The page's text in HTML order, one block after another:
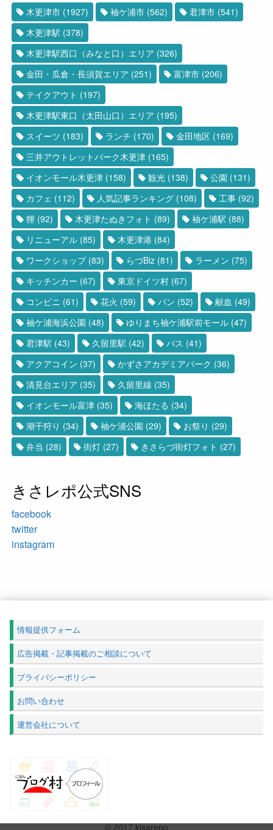
木更津市 (1927) 袖ケ浦市 (562) 君津市 (541)
木更津駅 (378)
木更津駅西口（みなと口）エリア (326)
金田・瓜倉・長須賀エリア (251) 富津市 (206)
テイクアウト (197)
木更津駅東口（太田山口）エリア (195)
スイーツ (183) ランチ (170) 金田地区 (169)
三井アウトレットパーク木更津 (165)
イオンモール木更津 (158) 観光 (138) 公園 (131)
カフェ (112) 人気記事ランキング (108) 工事 (92)
狸 (92) 木更津たぬきフォト (89) 袖ケ浦駅 (88)
リニューアル (85) 木更津港 (84)
ワークショップ(83) らづBiz (81) ラーメン (75)
キッチンカー (67) 東京ドイツ村 (67)
コンビニ (61) 花火 (59) パン (52) 献血 (49)
袖ケ浦海浜公園 (48) ゆりまち袖ケ浦駅前モール (47)
君津駅 (43) 久留里駅 (42) バス (41)
アクアコイン (37) かずさアカデミアパーク (36)
清見台エリア (35) 久留里線 (35)
イオンモール富津 (35) 海ほたる (34)
潮干狩り (34) 袖ケ浦公園 (29) お祭り (29)
弁当 (28) 街灯 (27) きさらづ街灯フォト (27)
きさレポ公式SNS
facebook
twitter
instagram
情報提供フォーム
広告掲載・記事掲載のご相談について
プライバシーポリシー
お問い合わせ
運営会社について
© 2017 kisarepo